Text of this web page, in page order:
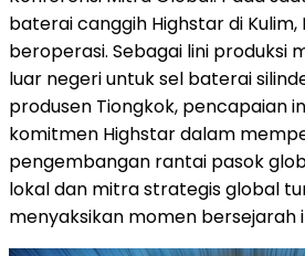
baterai canggih Highstar di Kulim,
beroperasi. Sebagai lini produksi
luar negeri untuk sel baterai
produsen Tiongkok, pencapaian
komitmen Highstar dalam
pengembangan rantai pasok
lokal dan mitra strategis global
menyaksikan momen bersejarah